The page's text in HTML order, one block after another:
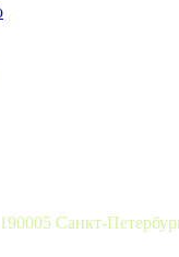
190005 Санкт-